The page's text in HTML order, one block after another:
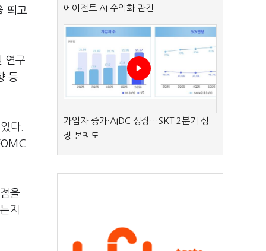
띄고
연구
등
다.
을
지
에이전트 AI 수익화 관건
가입자 증가·AIDC 성장…SKT 2분기 성
장 본궤도